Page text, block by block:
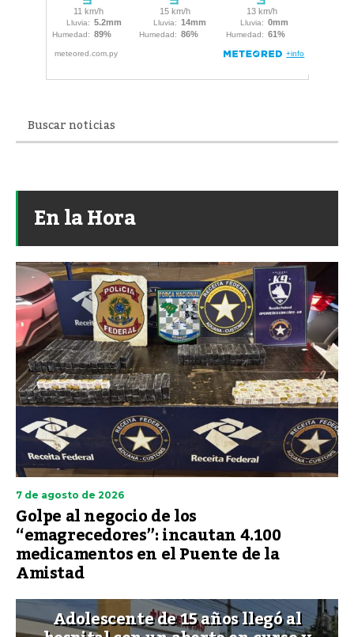
En la Hora
7 de agosto de 2026
Golpe al negocio de los
“emagrecedores”: incautan 4.100
medicamentos en el Puente de la
Amistad
Adolescente de 15 años llegó al